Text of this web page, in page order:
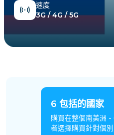
速度
3G / 4G / 5G
6 包括的國家
購買在整個南美洲
者選擇購買針對個